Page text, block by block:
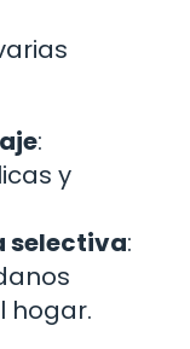
:
y
selectiva:
hogar.